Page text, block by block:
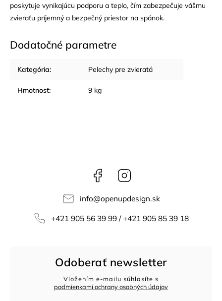
poskytuje vynikajúcu podporu a teplo, čím zabezpečuje vášmu
zvieraťu príjemný a bezpečný priestor na spánok.
Dodatočné parametre
Kategória: Pelechy pre zvieratá
Hmotnosť: 9 kg
Facebook
info@openupdesign.sk
+421 905 56 39 99 / +421 905 85 39 18
Odoberať newsletter
Vložením e-mailu súhlasíte s
podmienkami ochrany osobných údajov